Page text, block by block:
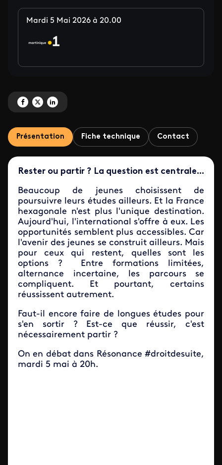
Mardi 5 Mai 2026 à 20.00
Partagez 'Résonance #droitdesuite' sur Facebook
Partagez 'Résonance #droitdesuite' sur X
Partagez 'Résonance #droitdesuite' sur LinkedIn
Présentation Fiche technique Contact
Rester ou partir ? La question est centrale...
Beaucoup de jeunes choisissent de
poursuivre leurs études ailleurs. Et la France
hexagonale n'est plus l'unique destination.
Aujourd'hui, l'international s'offre à eux. Les
opportunités semblent plus accessibles. Car
l'avenir des jeunes se construit ailleurs. Mais
pour ceux qui restent, quelles sont les
options ? Entre formations limitées,
alternance incertaine, les parcours se
compliquent. Et pourtant, certains
réussissent autrement.
Faut-il encore faire de longues études pour
s'en sortir ? Est-ce que réussir, c'est
nécessairement partir ?
On en débat dans Résonance #droitdesuite,
mardi 5 mai à 20h.